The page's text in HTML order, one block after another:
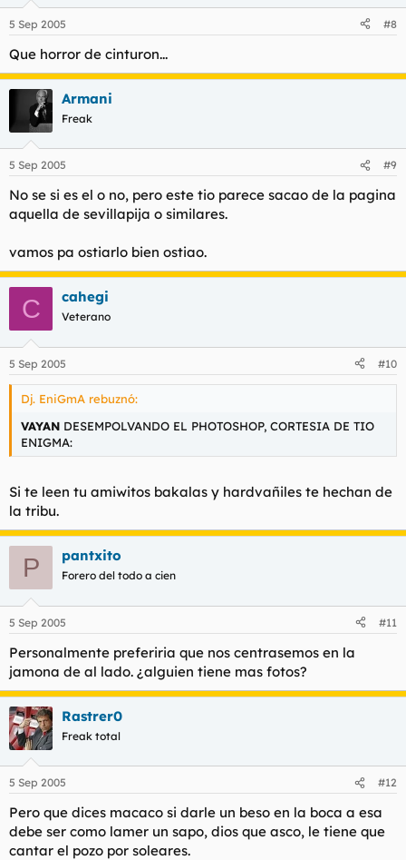
5 Sep 2005 #8
Que horror de cinturon...
Armani
Freak
5 Sep 2005 #9
No se si es el o no, pero este tio parece sacao de la pagina
aquella de sevillapija o similares.
vamos pa ostiarlo bien ostiao.
C cahegi
Veterano
5 Sep 2005 #10
Dj. EniGmA rebuznó:
VAYAN DESEMPOLVANDO EL PHOTOSHOP, CORTESIA DE TIO
ENIGMA:
Si te leen tu amiwitos bakalas y hardvañiles te hechan de
la tribu.
P pantxito
Forero del todo a cien
5 Sep 2005 #11
Personalmente preferiria que nos centrasemos en la
jamona de al lado. ¿alguien tiene mas fotos?
Rastrer0
Freak total
5 Sep 2005 #12
Pero que dices macaco si darle un beso en la boca a esa
debe ser como lamer un sapo, dios que asco, le tiene que
cantar el pozo por soleares.